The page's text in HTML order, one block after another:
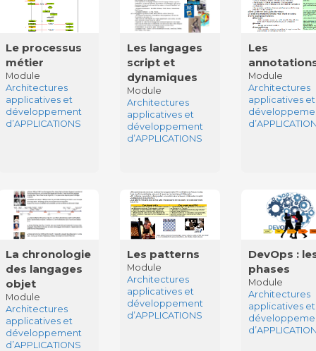
Le processus
métier
Module
Architectures
applicatives et
développement
d’APPLICATIONS
Les langages
script et
dynamiques
Module
Architectures
applicatives et
développement
d’APPLICATIONS
Les
Module
Architectures
applicatives et
La chronologie
des langages
objet
Module
Architectures
applicatives et
développement
d’APPLICATIONS
Les patterns
Module
Architectures
applicatives et
développement
d’APPLICATIONS
DevOps :
phases
Module
Architectures
applicatives et